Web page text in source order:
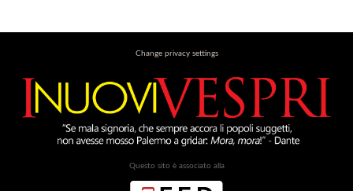
Change privacy settings
Questo sito è associato alla